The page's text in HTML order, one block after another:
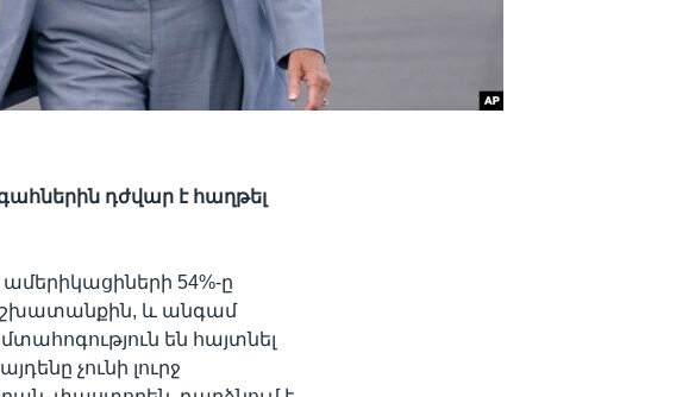
դժվար է հաղթել
54%-ը
և անգամ
են հայտնել
չունի լուրջ